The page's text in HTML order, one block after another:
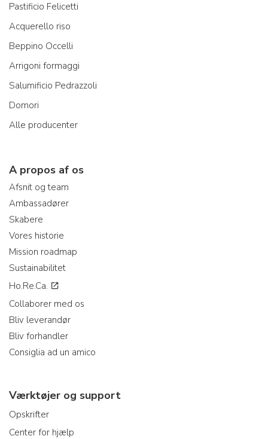
Pastificio Felicetti
Acquerello riso
Beppino Occelli
Arrigoni formaggi
Salumificio Pedrazzoli
Domori
Alle producenter
A propos af os
Afsnit og team
Ambassadører
Skabere
Vores historie
Mission roadmap
Sustainabilitet
Ho.Re.Ca.
Collaborer med os
Bliv leverandør
Bliv forhandler
Consiglia ad un amico
Værktøjer og support
Opskrifter
Center for hjælp